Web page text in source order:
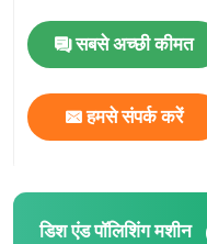
शंकु झुकने की मशीन
पॉलिशिंग उपभोग्य
वेल्डिंग मशीनें
सबसे अच्छी कीमत
हमसे संपर्क करें
डिश एंड पॉलिशिंग मशीन